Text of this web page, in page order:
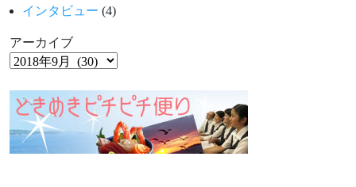
インタビュー (4)
アーカイブ